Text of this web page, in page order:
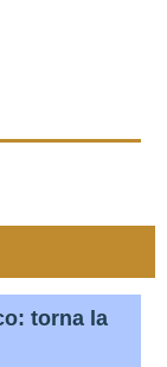
torna la